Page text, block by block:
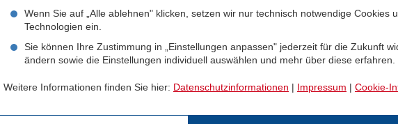
Wenn Sie auf „Alle ablehnen" klicken, setzen wir nur technisch notwendige Cookies
Technologien ein.
Sie können Ihre Zustimmung in „Einstellungen anpassen" jederzeit für die Zukunft
ändern sowie die Einstellungen individuell auswählen und mehr über diese erfahren.
Weitere Informationen finden Sie hier: Datenschutzinformationen | Impressum | Cookie-